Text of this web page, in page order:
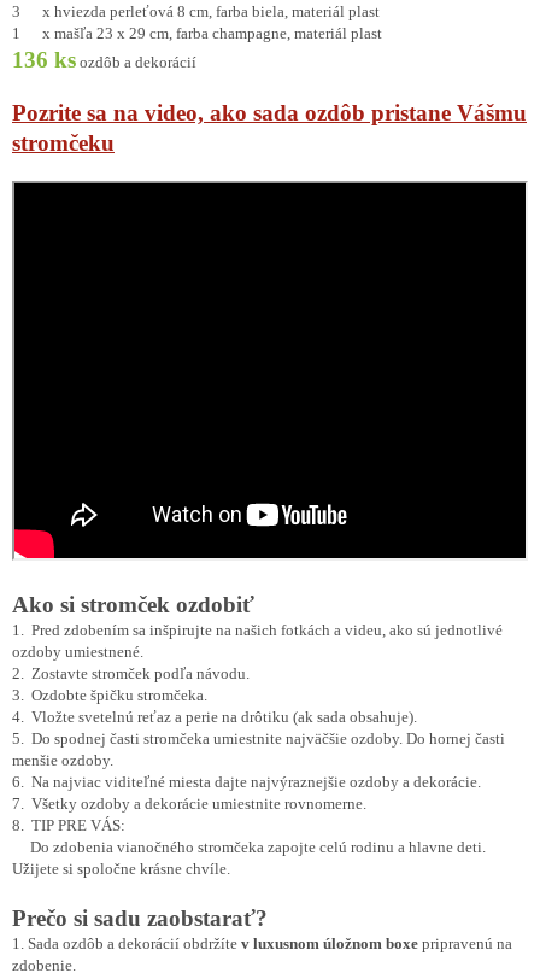
3 x hviezda perleťová 8 cm, farba biela, materiál plast
1 x mašľa 23 x 29 cm, farba champagne, materiál plast
136 ks ozdôb a dekorácií
Pozrite sa na video, ako sada ozdôb pristane Vášmu
stromčeku
Ako si stromček ozdobiť
1. Pred zdobením sa inšpirujte na našich fotkách a videu, ako sú jednotlivé
ozdoby umiestnené.
2. Zostavte stromček podľa návodu.
3. Ozdobte špičku stromčeka.
4. Vložte svetelnú reťaz a perie na drôtiku (ak sada obsahuje).
5. Do spodnej časti stromčeka umiestnite najväčšie ozdoby. Do hornej časti
menšie ozdoby.
6. Na najviac viditeľné miesta dajte najvýraznejšie ozdoby a dekorácie.
7. Všetky ozdoby a dekorácie umiestnite rovnomerne.
8. TIP PRE VÁS:
Do zdobenia vianočného stromčeka zapojte celú rodinu a hlavne deti.
Užijete si spoločne krásne chvíle.
Prečo si sadu zaobstarať?
1. Sada ozdôb a dekorácií obdržíte v luxusnom úložnom boxe pripravenú na
zdobenie.